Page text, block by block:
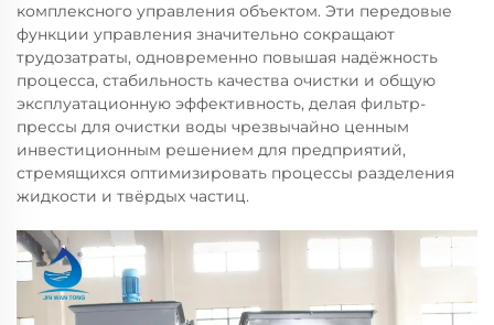
комплексного управления объектом. Эти передовые
функции управления значительно сокращают
трудозатраты, одновременно повышая надёжность
процесса, стабильность качества очистки и общую
эксплуатационную эффективность, делая фильтр-
прессы для очистки воды чрезвычайно ценным
инвестиционным решением для предприятий,
стремящихся оптимизировать процессы разделения
жидкости и твёрдых частиц.